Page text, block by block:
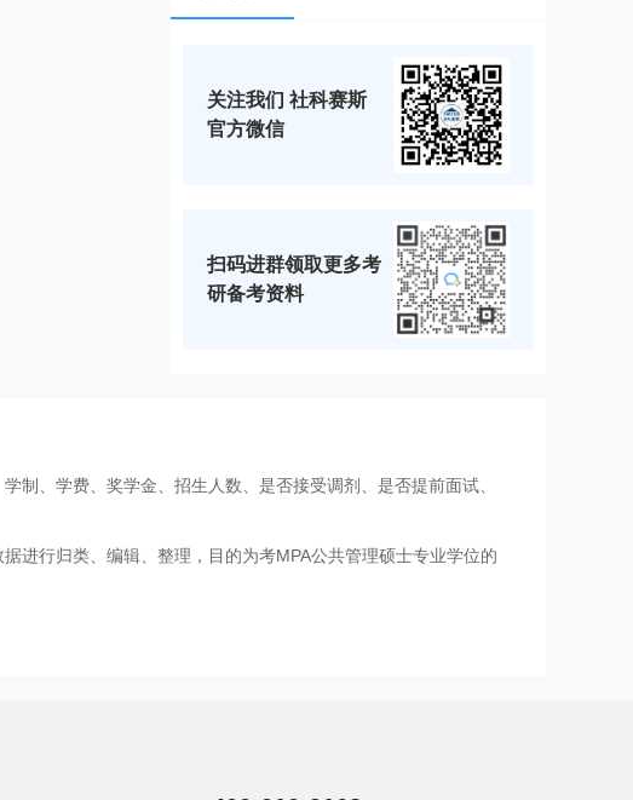
关注我们 社科赛斯
官方微信
扫码进群领取更多考
研备考资料
制、学费、奖学金、招生人数、是否接受调剂、是否提前面试、
进行归类、编辑、整理，目的为考MPA公共管理硕士专业学位的